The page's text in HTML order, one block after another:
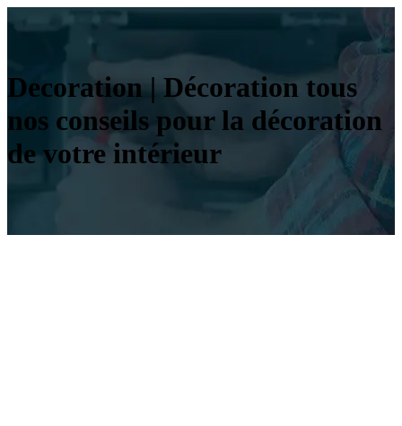
Decoration | Décoration tous
nos conseils pour la décoration
de votre intérieur